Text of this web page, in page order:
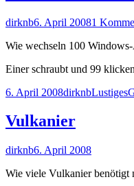
Autor
dirknbVeröffentlicht
6. April 20081
Wie wechseln 100
Einer schraubt und 99
Veröffentlicht
6. April 2008Autor
dirknbLustiges
Vulkanier
Autor
dirknbVeröffentlicht
6. April 2008
Wie viele Vulkanier benötigt